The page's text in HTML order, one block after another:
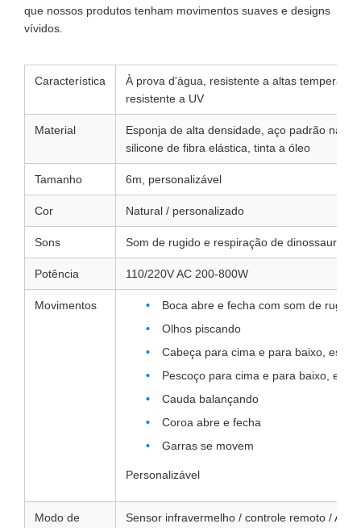
que nossos produtos tenham movimentos suaves e designs
vívidos.
Característica
À prova d'água, resistente a altas
resistente a UV
Material
Esponja de alta densidade, aço padrão
silicone de fibra elástica, tinta a óleo
Tamanho 6m, personalizável
Cor Natural / personalizado
Sons Som de rugido e respiração de dinossauro /
Potência 110/220V AC 200-800W
Movimentos
Boca abre e fecha com som de rugido
Olhos piscando
Cabeça para cima e para baixo,
Pescoço para cima e para baixo,
Cauda balançando
Coroa abre e fecha
Garras se movem
Personalizável
Modo de
Sensor infravermelho / controle remoto /